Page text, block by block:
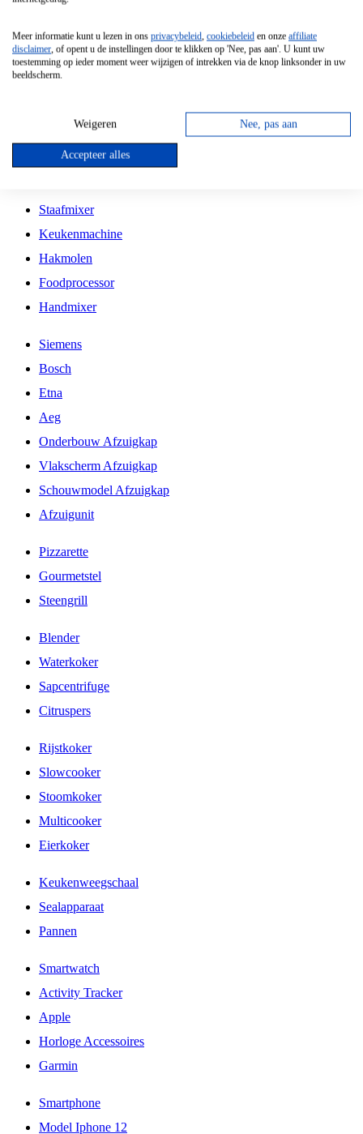
Vrijstaande Magnetron
Vrijstaande Kookplaat
Inbouw Gaskookplaat
Inbouw Keramische Kookplaat
Kookplaat Accessoires
Staafmixer
Keukenmachine
Hakmolen
Foodprocessor
Handmixer
Siemens
Bosch
Etna
Aeg
Onderbouw Afzuigkap
Vlakscherm Afzuigkap
Schouwmodel Afzuigkap
Afzuigunit
Pizzarette
Gourmetstel
Steengrill
Blender
Waterkoker
Sapcentrifuge
Citruspers
Rijstkoker
Slowcooker
Stoomkoker
Multicooker
Eierkoker
Keukenweegschaal
Sealapparaat
Pannen
Smartwatch
Activity Tracker
Apple
Horloge Accessoires
Garmin
Smartphone
Model Iphone 12
Meer informatie kunt u lezen in ons privacybeleid, cookiebeleid en onze affiliate
disclaimer, of opent u de instellingen door te klikken op 'Nee, pas aan'. U kunt uw
toestemming op ieder moment weer wijzigen of intrekken via de knop linksonder in uw
beeldscherm.
Weigeren Nee, pas aan
Accepteer alles